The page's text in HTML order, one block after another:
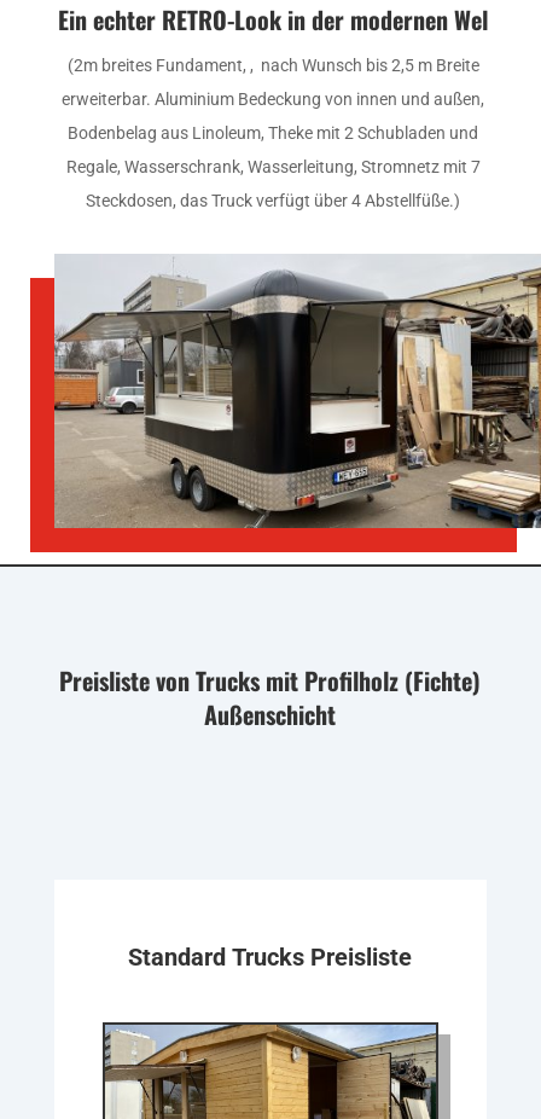
Ein echter RETRO-Look in der modernen Wel
(2m breites Fundament, , nach Wunsch bis 2,5 m Breite
erweiterbar. Aluminium Bedeckung von innen und außen,
Bodenbelag aus Linoleum, Theke mit 2 Schubladen und
Regale, Wasserschrank, Wasserleitung, Stromnetz mit 7
Steckdosen, das Truck verfügt über 4 Abstellfüße.)
Preisliste von Trucks mit Profilholz (Fichte)
Außenschicht
Standard Trucks Preisliste